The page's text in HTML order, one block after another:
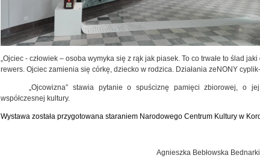
„Ojciec - człowiek – osoba wymyka się z rąk jak piasek. To co trwałe to ślad
rewers. Ojciec zamienia się córkę, dziecko w rodzica. Działania zeNONYcyplik-
„Ojcowizna” stawia pytanie o spuściznę pamięci zbiorowej, o jej
współczesnej kultury.
Wystawa została przygotowana staraniem Narodowego Centrum Kultury w
Agnieszka Bebłowska